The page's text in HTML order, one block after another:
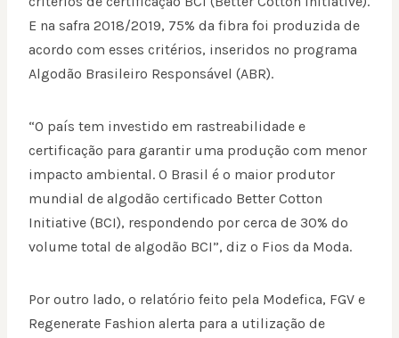
E na safra 2018/2019, 75% da fibra foi produzida de
acordo com esses critérios, inseridos no programa
Algodão Brasileiro Responsável (ABR).
“O país tem investido em rastreabilidade e
certificação para garantir uma produção com menor
impacto ambiental. O Brasil é o maior produtor
mundial de algodão certificado Better Cotton
Initiative (BCI), respondendo por cerca de 30% do
volume total de algodão BCI”, diz o Fios da Moda.
Por outro lado, o relatório feito pela Modefica, FGV e
Regenerate Fashion alerta para a utilização de